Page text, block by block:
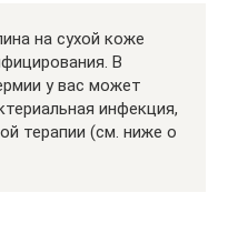
на сухой коже
В
у вас может
инфекция,
терапии (см. ниже о